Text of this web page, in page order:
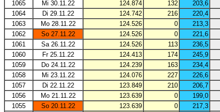
1065
Mi 30.11.22 124.874 132
203,6
1064
Di 29.11.22 124.742 216
220,4
1063
Mo 28.11.22 124.526 0
213,3
1062
So 27.11.22 124.526 0
221,6
1061
Sa 26.11.22 124.526 113
236,5
1060
Fr 25.11.22 124.413 174
245,9
1059
Do 24.11.22 124.239 163
234,4
1058
Mi 23.11.22 124.076 227
226,6
1057
Di 22.11.22 123.849 210
206,7
1056
Mo 21.11.22 123.639 0
199,0
1055
So 20.11.22 123.639 0
217,3